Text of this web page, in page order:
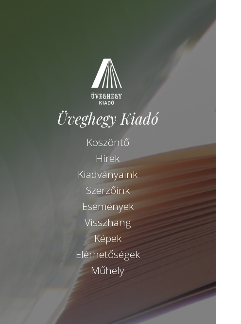
Üveghegy Kiadó
Köszöntő
Hírek
Kiadványaink
Szerzőink
Események
Visszhang
Képek
Elérhetőségek
Műhely